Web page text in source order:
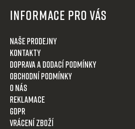
Informace pro Vás
Naše prodejny
Kontakty
Doprava a dodací podmínky
Obchodní podmínky
O nás
Reklamace
GDPR
Vrácení zboží